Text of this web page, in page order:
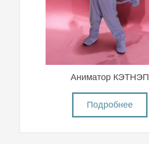
Аниматор КЭТНЭП
Подробнее